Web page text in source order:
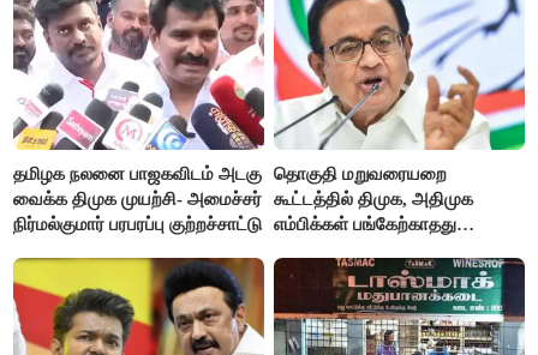
தமிழக நலனை பாஜகவிடம் அடகு
வைக்க திமுக முயற்சி- அமைச்சர்
நிர்மல்குமார் பரபரப்பு குற்றச்சாட்டு
தொகுதி மறுவரையறை
கூட்டத்தில் திமுக, அதிமுக
எம்பிக்கள் பங்கேற்காதது